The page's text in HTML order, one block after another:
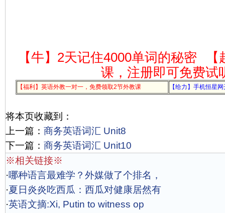
【牛】2天记住4000单词的秘密
课，注册即可免费试
【福利】英语外教一对一，免费领取2节外教课 【给力】手机恒星
将本页收藏到：
上一篇： 商务英语词汇 Unit8
下一篇： 商务英语词汇 Unit10
※相关链接※
·哪种语言最难学？外媒做了个排名，
·夏日炎炎吃西瓜：西瓜对健康居然有
·英语文摘:Xi, Putin to witness op